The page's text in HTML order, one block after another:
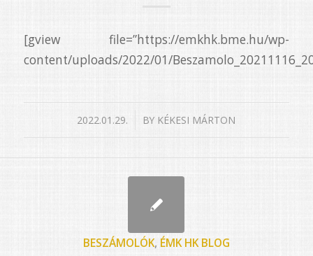
[gview file=”https://emkhk.bme.hu/wp-
content/uploads/2022/01/
2022.01.29.
/ BY KÉKESI MÁRTON
BESZÁMOLÓK, ÉMK HK BLOG